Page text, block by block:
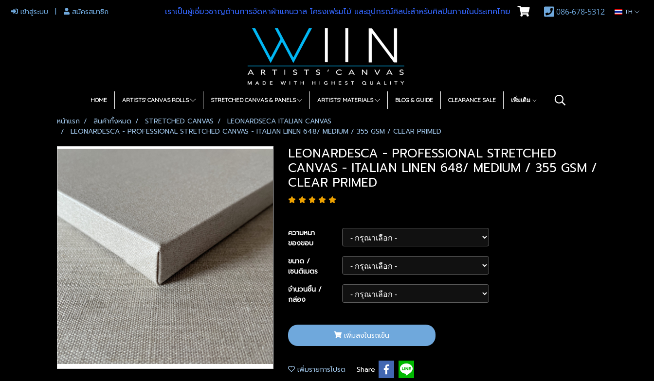
เข้าสู่ระบบ สมัครสมาชิก เราเป็นผู้เชี่ยวชาญด้านการจัดหาผ้าแคนวาส โครงเฟรมไม้ และอุปกรณ์ศิลปะสำหรับศิลปินภายในประเทศไทย 086-678-5312 TH
HOME ARTISTS' CANVAS ROLLS STRETCHED CANVAS & PANELS ARTISTS' MATERIALS BLOG & GUIDE CLEARANCE SALE เพิ่มเติม
หน้าแรก สินค้าทั้งหมด STRETCHED CANVAS
LEONARDSECA ITALIAN CANVAS
LEONARDESCA - PROFESSIONAL STRETCHED CANVAS - ITALIAN LINEN 648/ MEDIUM / 355 GSM / CLEAR PRIMED
LEONARDESCA - PROFESSIONAL STRETCHED
CANVAS - ITALIAN LINEN 648/ MEDIUM / 355 GSM /
CLEAR PRIMED
ความหนา
ของขอบ
ขนาด /
เซนติเมตร
จำนวนชิ้น /
กล่อง
เพิ่มลงในรถเข็น
เพิ่มรายการโปรด Share